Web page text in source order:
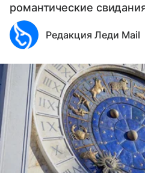
романтические
Редакция Леди Mail